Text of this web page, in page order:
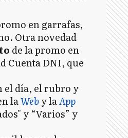
en garrafas,
Otra novedad
de la promo en
Cuenta DNI, que
el día, el rubro y
laWeby laApp
y “Varios” y